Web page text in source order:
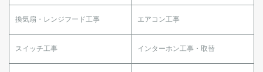
換気扇・レンジフード工事 エアコン工事
スイッチ工事 インターホン工事・取替